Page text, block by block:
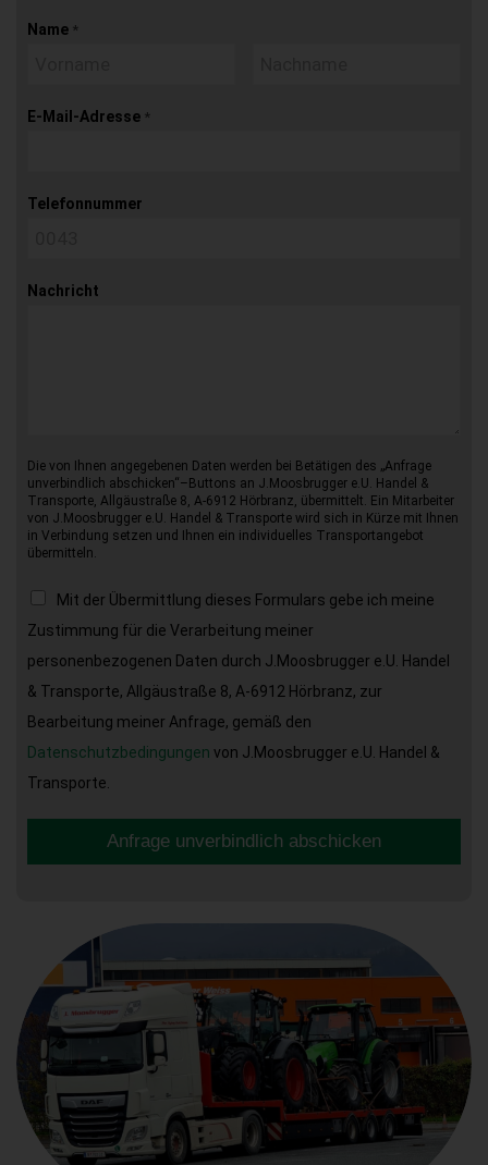
Name *
E-Mail-Adresse *
Telefonnummer
Nachricht
Die von Ihnen angegebenen Daten werden bei Betätigen des „Anfrage
unverbindlich abschicken“–Buttons an J.Moosbrugger e.U. Handel &
Transporte, Allgäustraße 8, A-6912 Hörbranz, übermittelt. Ein Mitarbeiter
von J.Moosbrugger e.U. Handel & Transporte wird sich in Kürze mit Ihnen
in Verbindung setzen und Ihnen ein individuelles Transportangebot
übermitteln.
Mit der Übermittlung dieses Formulars gebe ich meine
Zustimmung für die Verarbeitung meiner
personenbezogenen Daten durch J.Moosbrugger e.U. Handel
& Transporte, Allgäustraße 8, A-6912 Hörbranz, zur
Bearbeitung meiner Anfrage, gemäß den
Datenschutzbedingungen von J.Moosbrugger e.U. Handel &
Transporte.
Anfrage unverbindlich abschicken